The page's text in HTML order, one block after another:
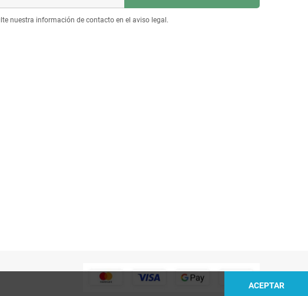
nuestra información de contacto en el aviso legal.
ACEPTAR